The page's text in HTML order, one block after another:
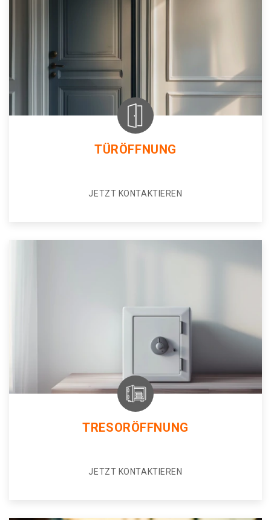
TÜRÖFFNUNG
JETZT KONTAKTIEREN
TRESORÖFFNUNG
JETZT KONTAKTIEREN